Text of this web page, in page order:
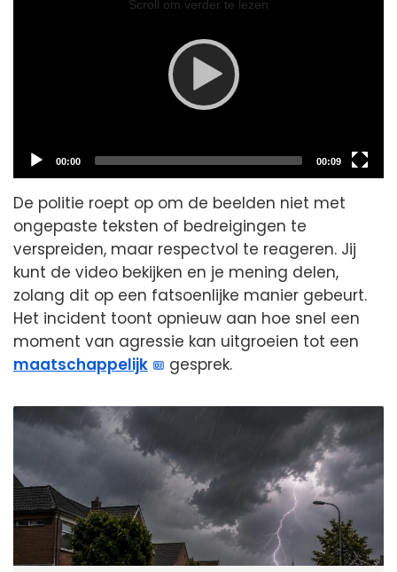
Scroll om verder te lezen
Current
00:00
Total
duration
00:09
De politie roept op om de beelden niet met
ongepaste teksten of bedreigingen te
verspreiden, maar respectvol te reageren. Jij
kunt de video bekijken en je mening delen,
zolang dit op een fatsoenlijke manier gebeurt.
Het incident toont opnieuw aan hoe snel een
moment van agressie kan uitgroeien tot een
maatschappelijk
gesprek.